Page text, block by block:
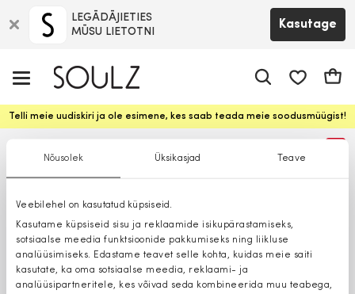
Nõusolek Üksikasjad Teave
Veebilehel on kasutatud küpsiseid.
Kasutame küpsiseid sisu ja reklaamide isikupärastamiseks,
sotsiaalse meedia funktsioonide pakkumiseks ning liikluse
analüüsimiseks. Edastame teavet selle kohta, kuidas meie saiti
kasutate, ka oma sotsiaalse meedia, reklaami- ja
analüüsipartneritele, kes võivad seda kombineerida muu teabega,
LEGĀDĀJIETIES
MŪSU LIETOTNI
Kasutage
Telli meie uudiskiri ja ole esimene, kes saab teada meie soodusmüügist!